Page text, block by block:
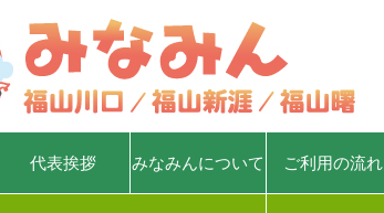
代表挨拶 みなみんについて ご利用の流れ